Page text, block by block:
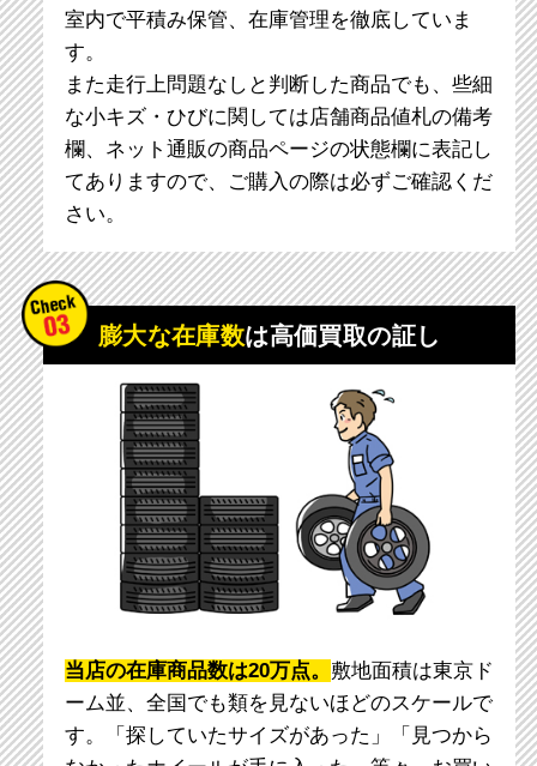
室内で平積み保管、在庫管理を徹底していま
す。
また走行上問題なしと判断した商品でも、些細
な小キズ・ひびに関しては店舗商品値札の備考
欄、ネット通販の商品ページの状態欄に表記し
てありますので、ご購入の際は必ずご確認くだ
さい。
膨大な在庫数は高価買取の証し
当店の在庫商品数は20万点。 敷地面積は東京ド
ーム並、全国でも類を見ないほどのスケールで
す。「探していたサイズがあった」「見つから